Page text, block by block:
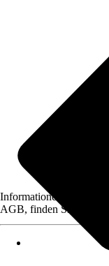
Informationen des
AGB, finden Sie bei